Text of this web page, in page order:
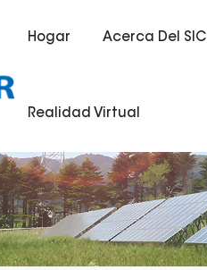
Hogar Acerca Del SIC
Realidad Virtual